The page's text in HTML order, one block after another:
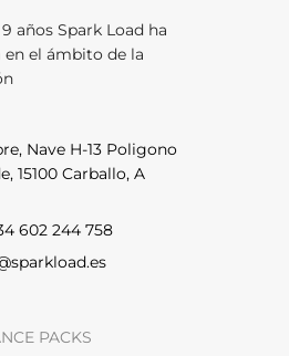
años Spark Load ha
el ámbito de la
Nave H-13 Poligono
15100 Carballo, A
602 244 758
PACKS